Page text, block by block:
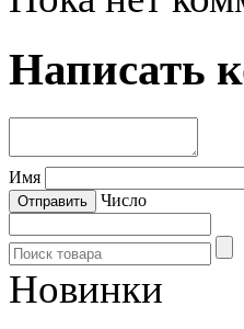
Написать
Имя
Число
Новинки